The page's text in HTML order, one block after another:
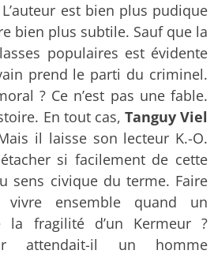
est bien plus pudique
bien plus subtile. Sauf que la
populaires est évidente
prend le parti du criminel.
? Ce n’est pas une fable.
En tout cas, Tanguy Viel
il laisse son lecteur K.-O.
si facilement de cette
sens civique du terme. Faire
vivre ensemble quand un
la fragilité d’un Kermeur ?
attendait-il un homme